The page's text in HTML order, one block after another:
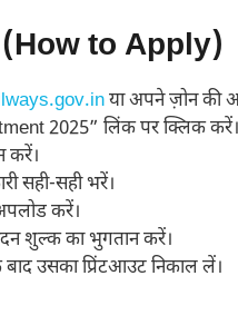
to Apply)
या अपने ज़ोन की
2025” लिंक पर क्लिक करें।
करें।
सही-सही भरें।
करें।
शुल्क का भुगतान करें।
उसका प्रिंटआउट निकाल लें।